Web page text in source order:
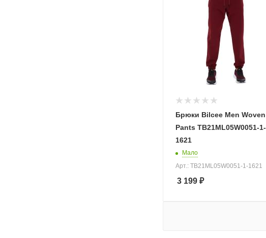
Брюки Bilcee Men Woven
Pants TB21ML05W0051-1-
1621
Мало
Арт.: TB21ML05W0051-1-1621
3 199 ₽